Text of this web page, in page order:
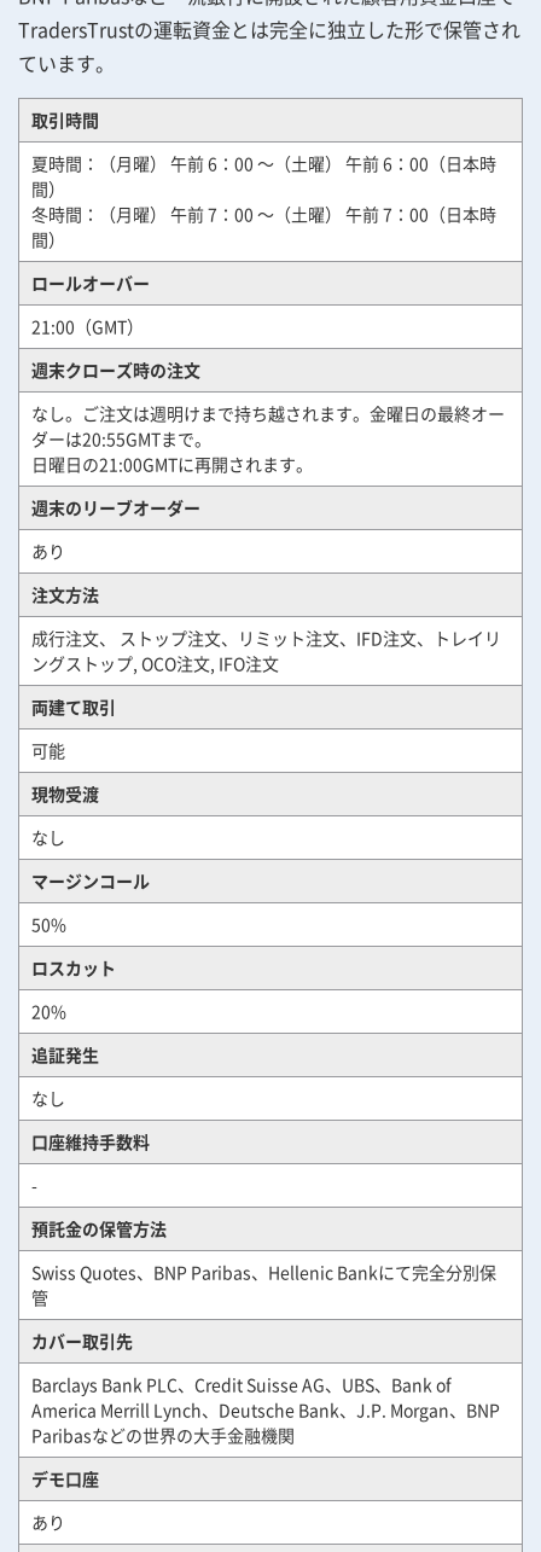
TradersTrustの運転資金とは完全に独立した形で保管され
ています。
取引時間
夏時間：（月曜） 午前 6：00 ～（土曜） 午前 6：00（日本時
間）
冬時間：（月曜） 午前 7：00 ～（土曜） 午前 7：00（日本時
間）
ロールオーバー
21:00（GMT）
週末クローズ時の注文
なし。ご注文は週明けまで持ち越されます。金曜日の最終オー
ダーは20:55GMTまで。
日曜日の21:00GMTに再開されます。
週末のリーブオーダー
あり
注文方法
成行注文、 ストップ注文、リミット注文、IFD注文、トレイリ
ングストップ, OCO注文, IFO注文
両建て取引
可能
現物受渡
なし
マージンコール
50%
ロスカット
20%
追証発生
なし
口座維持手数料
-
預託金の保管方法
Swiss Quotes、BNP Paribas、Hellenic Bankにて完全分別保
管
カバー取引先
Barclays Bank PLC、Credit Suisse AG、UBS、Bank of
America Merrill Lynch、Deutsche Bank、J.P. Morgan、BNP
Paribasなどの世界の大手金融機関
デモ口座
あり